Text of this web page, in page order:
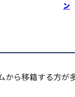
ン
った適正圧で行
から移籍する方が